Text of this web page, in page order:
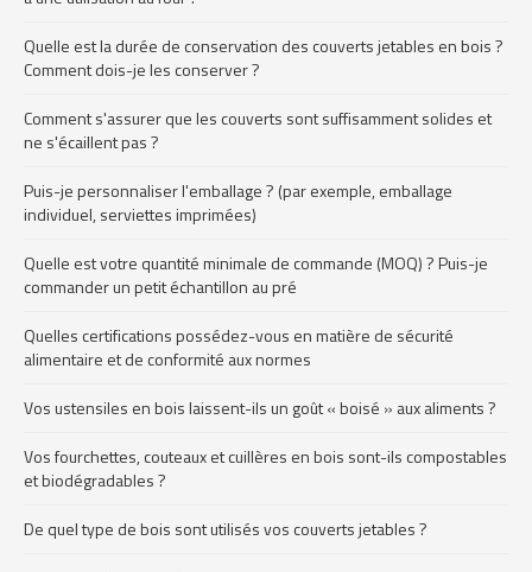
Quelle est la durée de conservation des couverts jetables en bois ?
Comment dois-je les conserver ?
Comment s'assurer que les couverts sont suffisamment solides et
ne s'écaillent pas ?
Puis-je personnaliser l'emballage ? (par exemple, emballage
individuel, serviettes imprimées)
Quelle est votre quantité minimale de commande (MOQ) ? Puis-je
commander un petit échantillon au pré
Quelles certifications possédez-vous en matière de sécurité
alimentaire et de conformité aux normes
Vos ustensiles en bois laissent-ils un goût « boisé » aux aliments ?
Vos fourchettes, couteaux et cuillères en bois sont-ils compostables
et biodégradables ?
De quel type de bois sont utilisés vos couverts jetables ?